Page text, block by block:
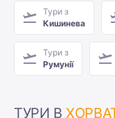
Тури з
Кишинева
Тури з
Румунії
ТУРИ В